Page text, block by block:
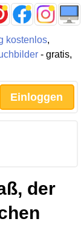
kostenlos,
- gratis,
Einloggen
der